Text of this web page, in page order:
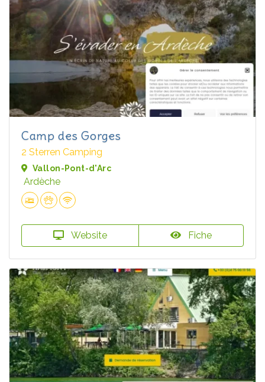
Camp des Gorges
2 Sterren Camping
Vallon-Pont-d'Arc
Ardèche
Website Fiche